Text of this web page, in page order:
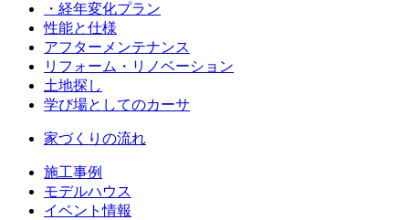
・経年変化プラン
性能と仕様
アフターメンテナンス
リフォーム・リノベーション
土地探し
学び場としてのカーサ
家づくりの流れ
施工事例
モデルハウス
イベント情報